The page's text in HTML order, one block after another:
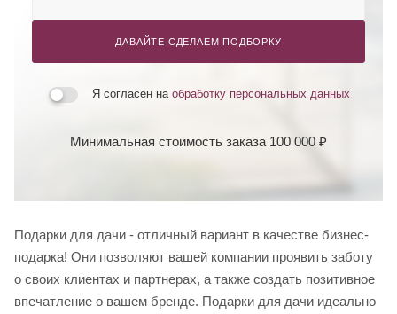
ДАВАЙТЕ СДЕЛАЕМ ПОДБОРКУ
Я согласен на обработку персональных данных
Минимальная стоимость заказа 100 000 ₽
Подарки для дачи - отличный вариант в качестве бизнес-
подарка! Они позволяют вашей компании проявить заботу
о своих клиентах и партнерах, а также создать позитивное
впечатление о вашем бренде. Подарки для дачи идеально